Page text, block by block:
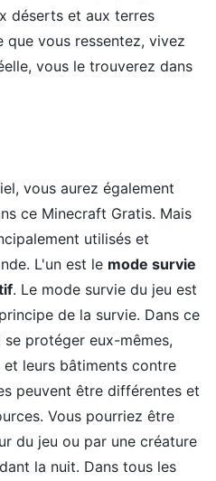
déserts et aux terres
vous ressentez, vivez
vous le trouverez dans
vous aurez également
ce Minecraft Gratis. Mais
utilisés et
L'un est le mode survie
. Le mode survie du jeu est
de la survie. Dans ce
protéger eux-mêmes,
et leurs bâtiments contre
peuvent être différentes et
Vous pourriez être
du jeu ou par une créature
la nuit. Dans tous les